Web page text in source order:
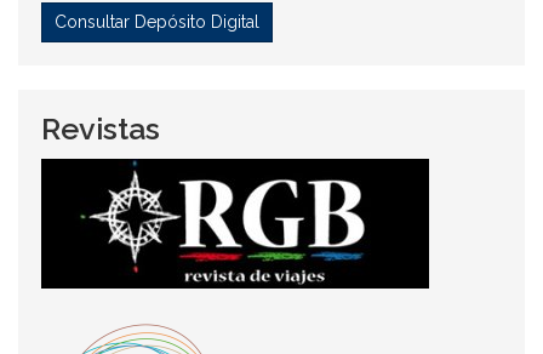
Consultar Depósito Digital
Revistas